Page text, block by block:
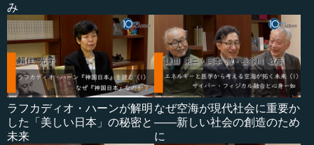
み
ラフカディオ・ハーンが解明
した「美しい日本」の秘密と
未来
なぜ空海が現代社会に重要か
――新しい社会の創造のため
に